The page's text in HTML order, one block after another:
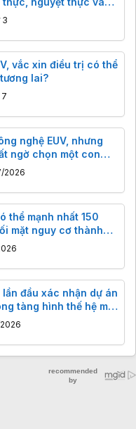
đáng sợ
3
vắc xin điều trị có thể
lai?
nghệ EUV, nhưng
ngờ chọn một con
triển chip tiên tiến
2026
thể mạnh nhất 150
mặt nguy cơ thành
đầu xác nhận dự án
tàng hình thế hệ mới